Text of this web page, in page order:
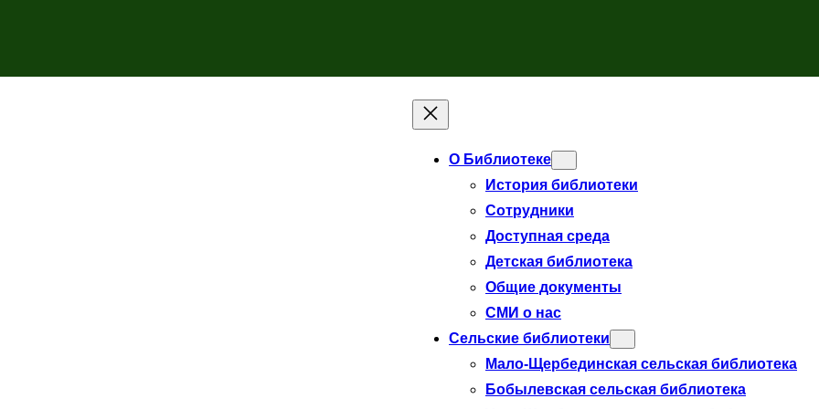
О Библиотеке
История библиотеки
Сотрудники
Доступная среда
Детская библиотека
Общие документы
СМИ о нас
Сельские библиотеки
Мало-Щербединская сельская библиотека
Бобылевская сельская библиотека